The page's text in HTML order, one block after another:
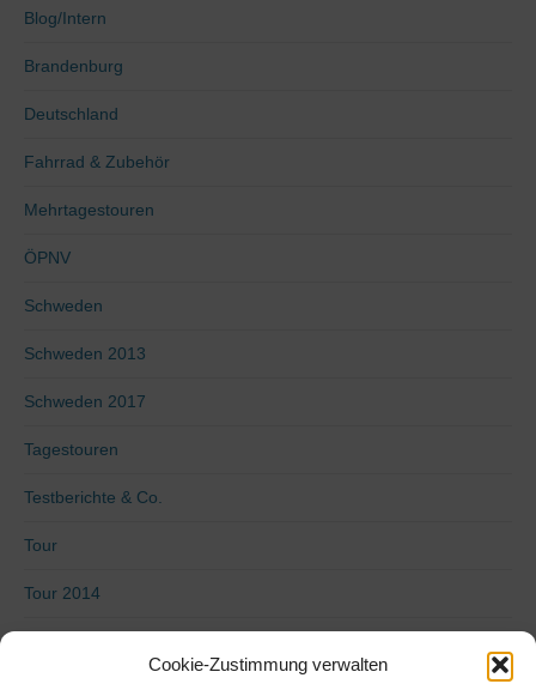
Cookie-Zustimmung verwalten
Blog/Intern
Brandenburg
Deutschland
Fahrrad & Zubehör
Mehrtagestouren
ÖPNV
Schweden
Schweden 2013
Schweden 2017
Tagestouren
Testberichte & Co.
Tour
Tour 2014